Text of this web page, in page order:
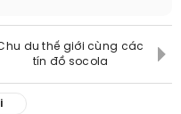
du thế giới cùng các
tín đồ socola